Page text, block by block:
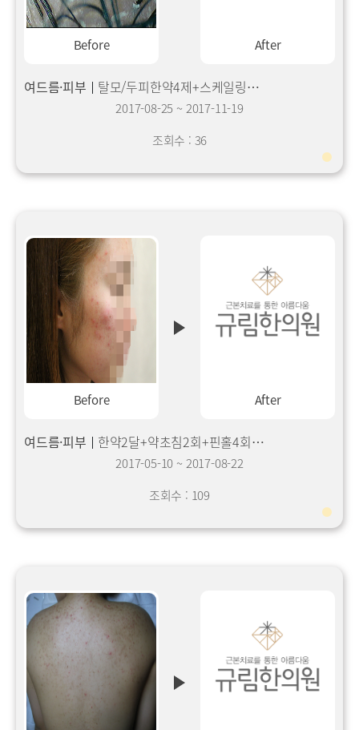
Before After
여드름·피부 탈모/두피한약4제+스케일링5회+베이직5회
2017-08-25 ~ 2017-11-19
조회수 : 36
Before After
여드름·피부 한약2달+약초침2회+핀홀4회+재생6회
2017-05-10 ~ 2017-08-22
조회수 : 109